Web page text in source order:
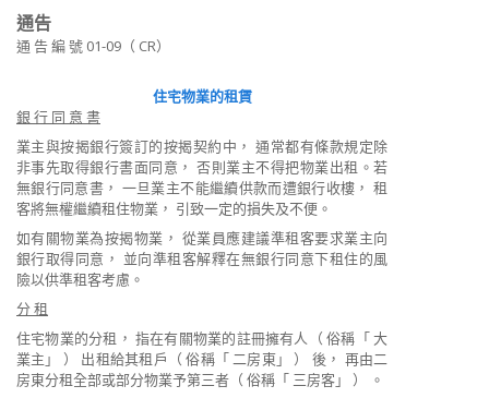
通告
通 告 編 號 01-09（ CR）
住宅物業的租賃
銀 行 同 意 書
業主與按揭銀行簽訂的按揭契約中， 通常都有條款規定除
非事先取得銀行書面同意， 否則業主不得把物業出租。若
無銀行同意書， 一旦業主不能繼續供款而遭銀行收樓， 租
客將無權繼續租住物業， 引致一定的損失及不便。
如有關物業為按揭物業， 從業員應建議準租客要求業主向
銀行取得同意， 並向準租客解釋在無銀行同意下租住的風
險以供準租客考慮。
分 租
住宅物業的分租， 指在有關物業的註冊擁有人（ 俗稱「 大
業主」 ） 出租給其租戶（ 俗稱「 二房東」 ） 後， 再由二
房東分租全部或部分物業予第三者（ 俗稱「 三房客」 ） 。